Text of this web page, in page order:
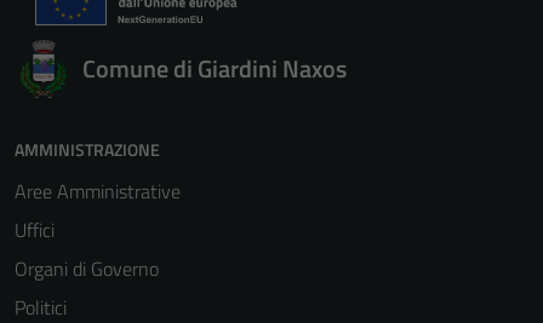
Comune di Giardini Naxos
AMMINISTRAZIONE
Aree Amministrative
Uffici
Organi di Governo
Politici